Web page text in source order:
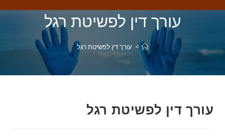
עורך דין לפשיטת רגל
> עורך דין לפשיטת רגל
עורך דין לפשיטת רגל